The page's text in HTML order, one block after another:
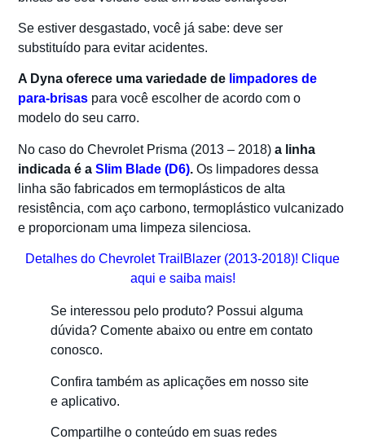
Se estiver desgastado, você já sabe: deve ser
substituído para evitar acidentes.
A Dyna oferece uma variedade de limpadores de
para-brisas para você escolher de acordo com o
modelo do seu carro.
No caso do Chevrolet Prisma (2013 – 2018)a linha
indicada é aSlim Blade (D6). Os limpadores dessa
linha são fabricados em termoplásticos de alta
resistência, com aço carbono, termoplástico vulcanizado
e proporcionam uma limpeza silenciosa.
Detalhes do Chevrolet TrailBlazer (2013-2018)! Clique
aqui e saiba mais!
Se interessou pelo produto? Possui alguma
dúvida? Comente abaixo ou entre em contato
conosco.
Confira também as aplicações em nosso site
e aplicativo.
Compartilhe o conteúdo em suas redes